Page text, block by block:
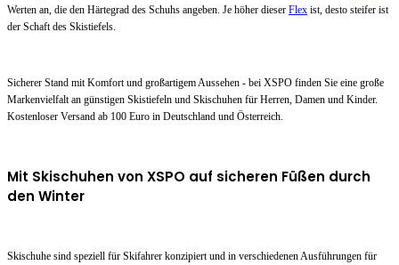
Werten an, die den Härtegrad des Schuhs angeben. Je höher dieser Flex ist, desto steifer ist
der Schaft des Skistiefels.
Sicherer Stand mit Komfort und großartigem Aussehen - bei XSPO finden Sie eine große
Markenvielfalt an günstigen Skistiefeln und Skischuhen für Herren, Damen und Kinder.
Kostenloser Versand ab 100 Euro in Deutschland und Österreich.
Mit Skischuhen von XSPO auf sicheren Füßen durch
den Winter
Skischuhe sind speziell für Skifahrer konzipiert und in verschiedenen Ausführungen für